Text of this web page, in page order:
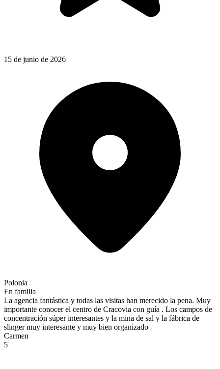
15 de junio de 2026
Polonia
En familia
La agencia fantástica y todas las visitas han merecido la pena. Muy
importante conocer el centro de Cracovia con guía . Los campos de
concentración súper interesantes y la mina de sal y la fábrica de
slinger muy interesante y muy bien organizado
Carmen
5